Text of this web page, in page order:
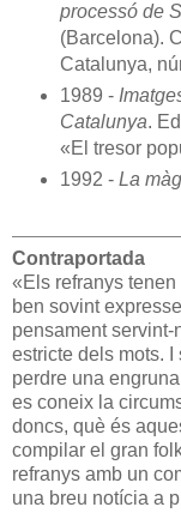
processó de
(Barcelona).
Catalunya,
1989 -
Catalunya.
«El tresor
1992 - La
Contraportada
«Els refranys
ben sovint
pensament
estricte dels mots.
perdre una
es coneix la
doncs, què és
compilar el gran
refranys amb un
una breu notícia a